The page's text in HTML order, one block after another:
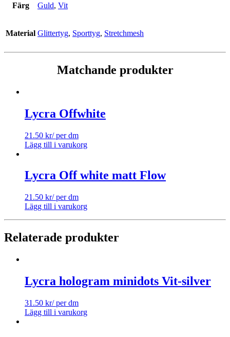
Färg Guld, Vit
Material Glittertyg, Sporttyg, Stretchmesh
Matchande produkter
Lycra Offwhite
21.50 kr/ per dm
Lägg till i varukorg
Lycra Off white matt Flow
21.50 kr/ per dm
Lägg till i varukorg
Relaterade produkter
Lycra hologram minidots Vit-silver
31.50 kr/ per dm
Lägg till i varukorg